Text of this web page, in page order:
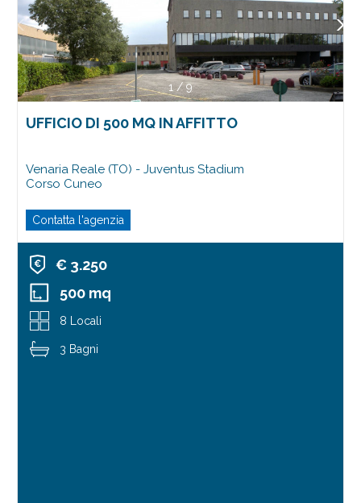
1/9
UFFICIO DI 500 MQ IN AFFITTO
Venaria Reale (TO) - Juventus Stadium
Corso Cuneo
Contatta l'agenzia
€ 3.250
500 mq
8 Locali
3 Bagni